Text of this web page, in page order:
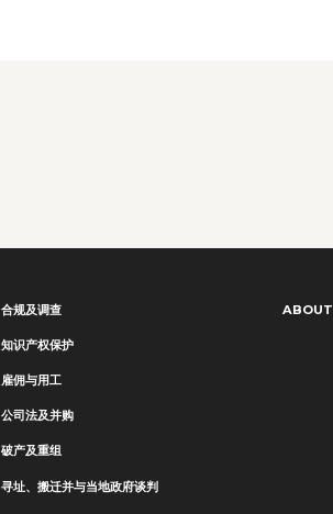
合规及调查
知识产权保护
雇佣与用工
公司法及并购
破产及重组
寻址、搬迁并与当地政府谈判
ABOUT